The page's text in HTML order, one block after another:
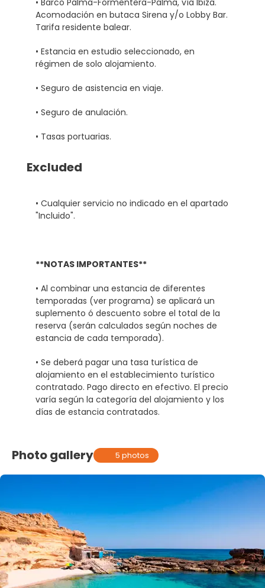
Acomodación en butaca Sirena y/o Lobby Bar.
Tarifa residente balear.
• Estancia en estudio seleccionado, en
régimen de solo alojamiento.
• Seguro de asistencia en viaje.
• Seguro de anulación.
• Tasas portuarias.
Excluded
• Cualquier servicio no indicado en el apartado
"Incluido".
**NOTAS IMPORTANTES**
• Al combinar una estancia de diferentes
temporadas (ver programa) se aplicará un
suplemento ó descuento sobre el total de la
reserva (serán calculados según noches de
estancia de cada temporada).
• Se deberá pagar una tasa turística de
alojamiento en el establecimiento turístico
contratado. Pago directo en efectivo. El precio
varía según la categoría del alojamiento y los
días de estancia contratados.
Photo gallery 5 photos